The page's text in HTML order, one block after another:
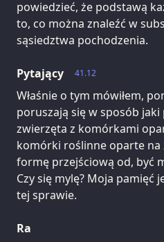
powiedzieć, że podstawą
to, co można znaleźć w
sąsiedztwa pochodzenia.
41.12
Pytający
Właśnie o tym mówiłem,
poruszają się w sposób jaki
zwierzęta z komórkami
komórki roślinne oparte na
formę przejściową od, być
Czy się mylę? Moja pamięć
tej sprawie.
Ra